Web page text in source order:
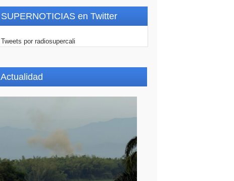
SUPERNOTICIAS en Twitter
Tweets por radiosupercali
Actualidad